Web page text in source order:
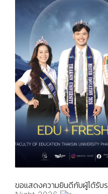
ขอแสดงความยินดีกับผู้ได้รับ